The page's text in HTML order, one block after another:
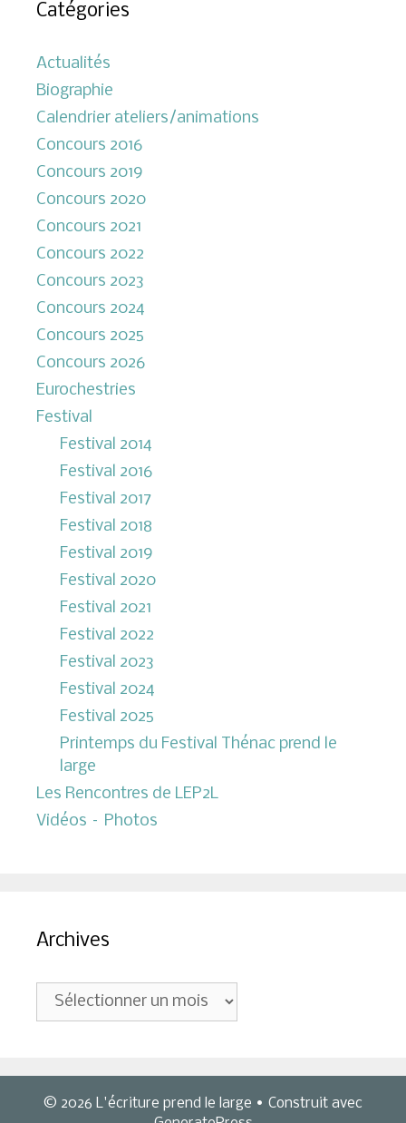
Catégories
Actualités
Biographie
Calendrier ateliers/animations
Concours 2016
Concours 2019
Concours 2020
Concours 2021
Concours 2022
Concours 2023
Concours 2024
Concours 2025
Concours 2026
Eurochestries
Festival
Festival 2014
Festival 2016
Festival 2017
Festival 2018
Festival 2019
Festival 2020
Festival 2021
Festival 2022
Festival 2023
Festival 2024
Festival 2025
Printemps du Festival Thénac prend le
large
Les Rencontres de LEP2L
Vidéos – Photos
Archives
Archives
© 2026 L'écriture prend le large • Construit avec